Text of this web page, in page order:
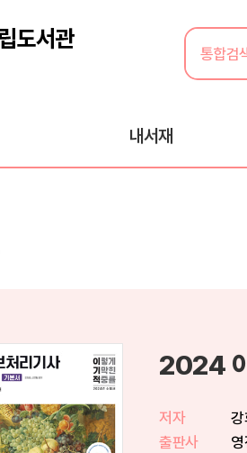
내서재
2024
저자
강
출판사